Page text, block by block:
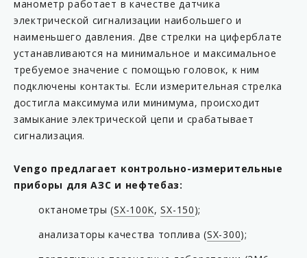
манометр работает в качестве датчика
электрической сигнализации наибольшего и
наименьшего давления. Две стрелки на циферблате
устанавливаются на минимальное и максимальное
требуемое значение с помощью головок, к ним
подключены контакты. Если измерительная стрелка
достигла максимума или минимума, происходит
замыкание электрической цепи и срабатывает
сигнализация.
Vengo предлагает контрольно-измерительные
приборы для АЗС и нефтебаз:
октанометры (SX-100K,SX-150);
анализаторы качества топлива (SX-300);